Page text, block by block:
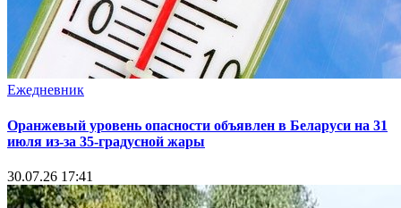
Ежедневник
Оранжевый уровень опасности объявлен в Беларуси на 31
июля из‑за 35‑градусной жары
30.07.26 17:41